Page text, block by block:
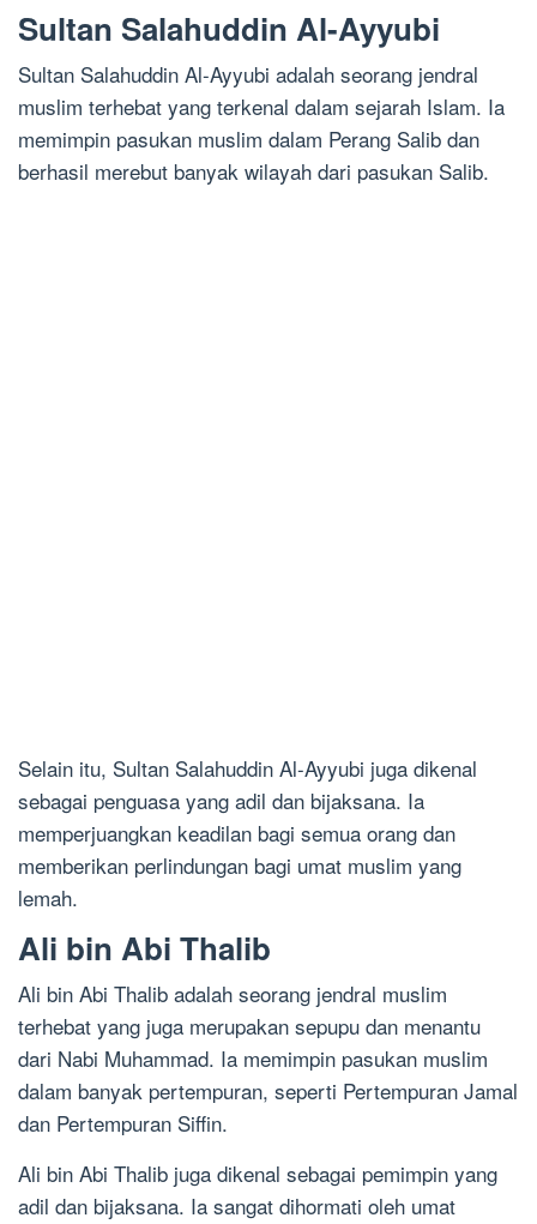
Sultan Salahuddin Al-Ayyubi
Sultan Salahuddin Al-Ayyubi adalah seorang jendral
muslim terhebat yang terkenal dalam sejarah Islam. Ia
memimpin pasukan muslim dalam Perang Salib dan
berhasil merebut banyak wilayah dari pasukan Salib.
Selain itu, Sultan Salahuddin Al-Ayyubi juga dikenal
sebagai penguasa yang adil dan bijaksana. Ia
memperjuangkan keadilan bagi semua orang dan
memberikan perlindungan bagi umat muslim yang
lemah.
Ali bin Abi Thalib
Ali bin Abi Thalib adalah seorang jendral muslim
terhebat yang juga merupakan sepupu dan menantu
dari Nabi Muhammad. Ia memimpin pasukan muslim
dalam banyak pertempuran, seperti Pertempuran Jamal
dan Pertempuran Siffin.
Ali bin Abi Thalib juga dikenal sebagai pemimpin yang
adil dan bijaksana. Ia sangat dihormati oleh umat